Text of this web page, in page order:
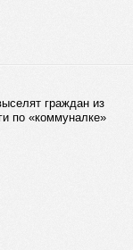
1970 года,
за всю
современной
Пакистаном, и
унесли
природа
со
и